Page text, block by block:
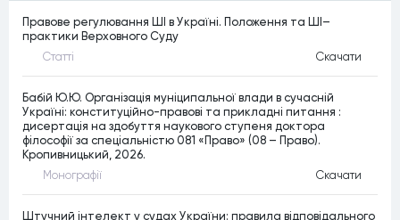
Правове регулювання ШІ в Україні. Положення та ШІ–
практики Верховного Суду
Статтi Скачати
Бабій Ю.Ю. Організація муніципальної влади в сучасній
Україні: конституційно-правові та прикладні питання :
дисертація на здобуття наукового ступеня доктора
філософії за спеціальністю 081 «Право» (08 – Право).
Кропивницький, 2026.
Монографiї Скачати
Штучний інтелект у судах України: правила відповідального